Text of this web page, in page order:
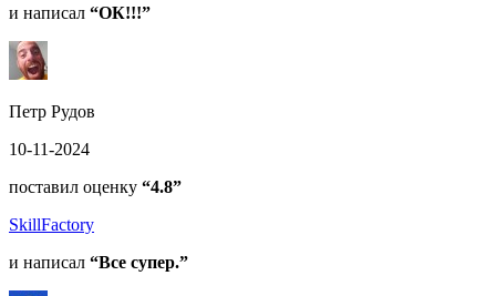
и написал “ОК!!!”
Петр Рудов
10-11-2024
поставил оценку “4.8”
SkillFactory
и написал “Все супер.”